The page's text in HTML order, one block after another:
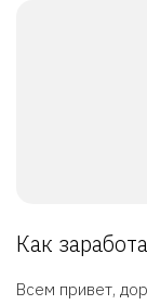
Как
Всем привет,